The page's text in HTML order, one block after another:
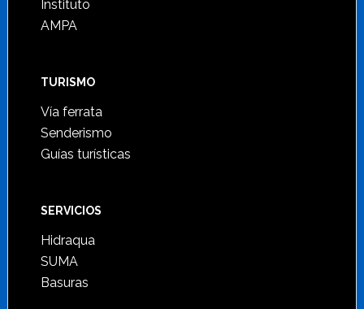
Instituto
AMPA
TURISMO
Vía ferrata
Senderismo
Guías turísticas
SERVICIOS
Hidraqua
SUMA
Basuras